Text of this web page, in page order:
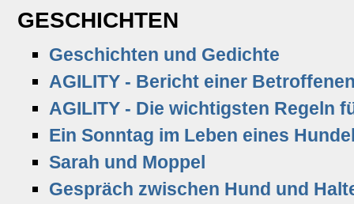
GESCHICHTEN
Geschichten und Gedichte
AGILITY - Bericht einer
AGILITY - Die wichtigsten Regeln
Ein Sonntag im Leben eines
Sarah und Moppel
Gespräch zwischen Hund und